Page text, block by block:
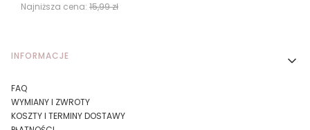
Najniższa cena: 15,99 zł
Linki w stopce
INFORMACJE
FAQ
WYMIANY I ZWROTY
KOSZTY I TERMINY DOSTAWY